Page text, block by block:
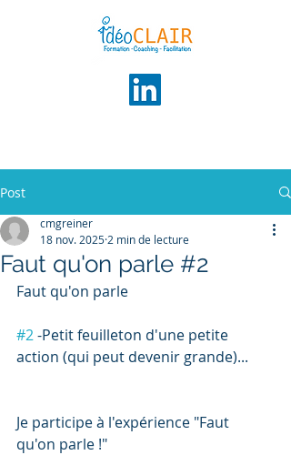
Post
Faut qu'on parle #2
cmgreiner
18 nov. 2025 2 min de lecture
Faut qu'on parle
#2 -Petit feuilleton d'une petite
action (qui peut devenir grande)...
Je participe à l'expérience "Faut
qu'on parle !"